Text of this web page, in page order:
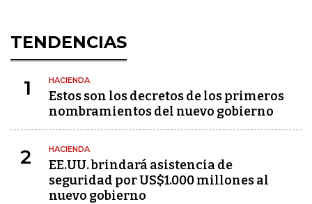
TENDENCIAS
1 HACIENDA
Estos son los decretos de los primeros
nombramientos del nuevo gobierno
2 HACIENDA
EE.UU. brindará asistencia de
seguridad por US$1.000 millones al
nuevo gobierno